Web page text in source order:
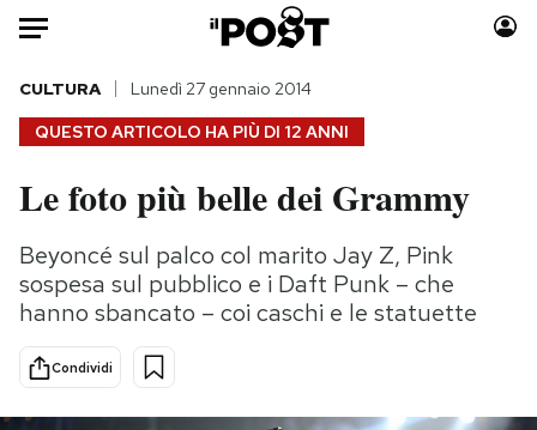
Auto
HOME
Italia
Politica
Tecnologia
Scienza
Moda
Consumismi
Storie/Idee
QUESTO ARTICOLO HA PIÙ DI 12 ANNI
CULTURA Lunedì 27 gennaio 2014
Le foto più belle dei Grammy
Beyoncé sul palco col marito Jay Z, Pink
sospesa sul pubblico e i Daft Punk – che
hanno sbancato – coi caschi e le statuette
Condividi